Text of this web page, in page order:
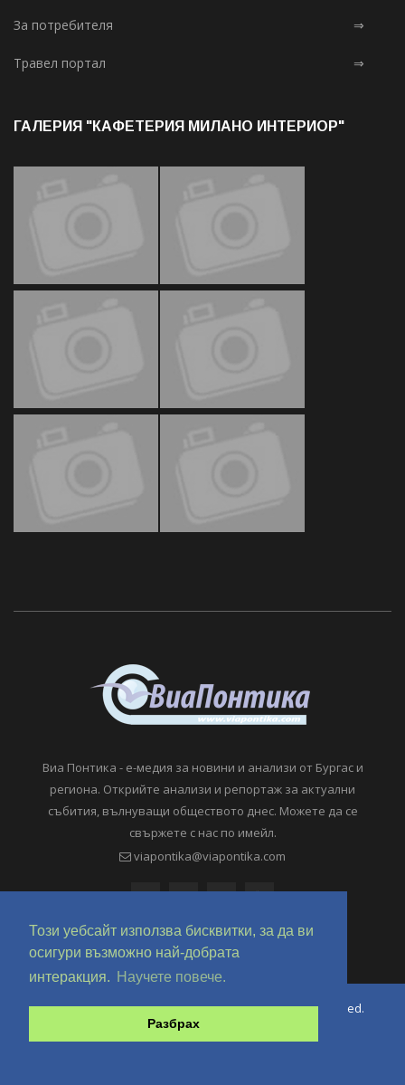
Този уебсайт използва бисквитки, за да ви
осигури възможно най-добрата
интеракция.
Научете повече.
Разбрах
За потребителя ⇒
Травел портал ⇒
ГАЛЕРИЯ "КАФЕТЕРИЯ МИЛАНО ИНТЕРИОР"
Виа Понтика - е-медия за новини и анализи от Бургас и
региона. Открийте анализи и репортаж за актуални
събития, вълнуващи обществото днес. Можете да се
свържете с нас по имейл.
viapontika@viapontika.com
Copyright © 2018-2024 ViaPontika.com. All Rights Reserved.
Development @ OverHertz Ltd